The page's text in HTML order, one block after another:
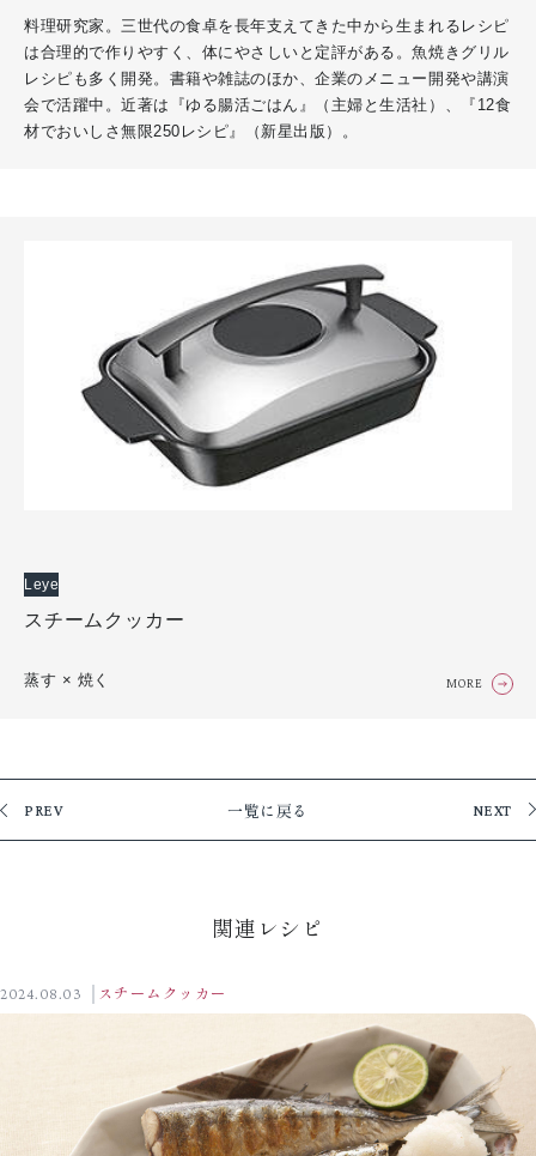
料理研究家。三世代の食卓を長年支えてきた中から生まれるレシピ
は合理的で作りやすく、体にやさしいと定評がある。魚焼きグリル
レシピも多く開発。書籍や雑誌のほか、企業のメニュー開発や講演
会で活躍中。近著は『ゆる腸活ごはん』（主婦と生活社）、『12食
材でおいしさ無限250レシピ』（新星出版）。
Leye
スチームクッカー
蒸す × 焼く MORE
PREV 一覧に戻る NEXT
関連レシピ
2024.08.03 スチームクッカー